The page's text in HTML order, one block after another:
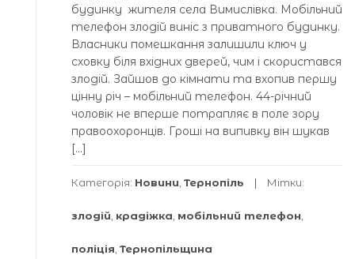
будинку жителя села Вимислівка. Мобільний
телефон злодій виніс з приватного будинку.
Власники помешкання залишили ключ у
сховку біля вхідних дверей, чим і скористався
злодій. Зайшов до кімнати та вхопив першу
цінну річ – мобільний телефон. 44-річний
чоловік не вперше потрапляє в поле зору
правоохоронців. Гроші на випивку він шукав
[…]
Категорія: Новини Тернопіль Мітки:
злодій крадіжка мобільний телефон
поліція Тернопільщина